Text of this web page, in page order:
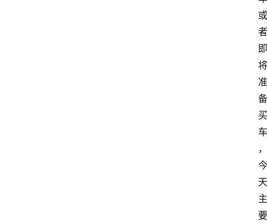
或
者
即
将
准
备
买
车
，
今
天
主
要